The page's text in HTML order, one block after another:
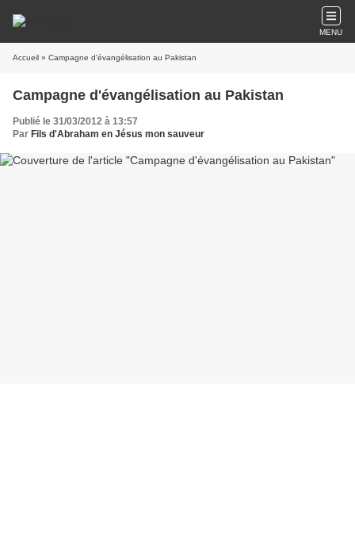
MENU
Accueil » Campagne d'évangélisation au Pakistan
Campagne d'évangélisation au Pakistan
Publié le 31/03/2012 à 13:57
Par Fils d'Abraham en Jésus mon sauveur